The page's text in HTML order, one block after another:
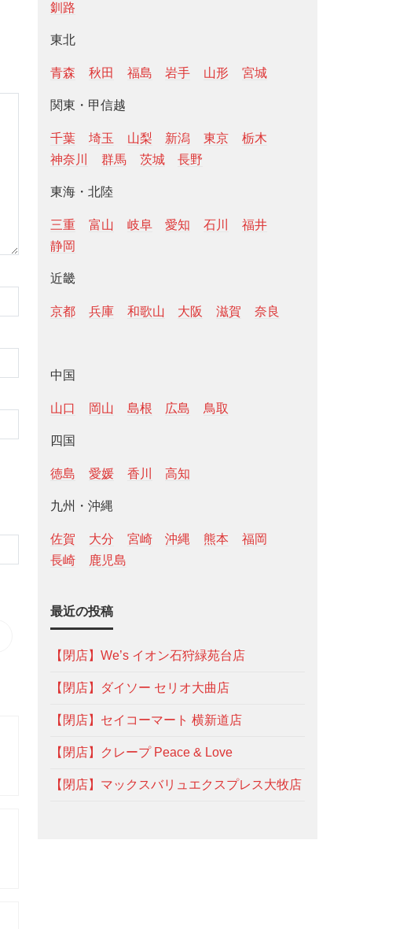
釧路
東北
青森 秋田 福島 岩手 山形 宮城
関東・甲信越
千葉 埼玉 山梨 新潟 東京
栃木
神奈川
群馬 茨城 長野
東海・北陸
三重 富山 岐阜 愛知 石川
福井
静岡
近畿
京都 兵庫 和歌山 大阪 滋賀 奈良
中国
山口 岡山 島根 広島 鳥取
四国
徳島 愛媛 香川 高知
九州・沖縄
佐賀 大分 宮崎 沖縄 熊本
福岡
長崎
鹿児島
最近の投稿
【閉店】We’s イオン石狩緑苑台店
【閉店】ダイソー セリオ大曲店
【閉店】セイコーマート 横新道店
【閉店】クレープ Peace & Love
【閉店】マックスバリュエクスプレス大牧店